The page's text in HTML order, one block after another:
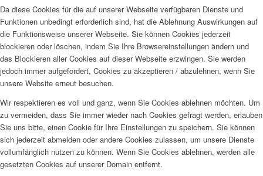
Da diese Cookies für die auf unserer Webseite verfügbaren Dienste und
Funktionen unbedingt erforderlich sind, hat die Ablehnung Auswirkungen auf
die Funktionsweise unserer Webseite. Sie können Cookies jederzeit
blockieren oder löschen, indem Sie Ihre Browsereinstellungen ändern und
das Blockieren aller Cookies auf dieser Webseite erzwingen. Sie werden
jedoch immer aufgefordert, Cookies zu akzeptieren / abzulehnen, wenn Sie
unsere Website erneut besuchen.
Wir respektieren es voll und ganz, wenn Sie Cookies ablehnen möchten. Um
zu vermeiden, dass Sie immer wieder nach Cookies gefragt werden, erlauben
Sie uns bitte, einen Cookie für Ihre Einstellungen zu speichern. Sie können
sich jederzeit abmelden oder andere Cookies zulassen, um unsere Dienste
vollumfänglich nutzen zu können. Wenn Sie Cookies ablehnen, werden alle
gesetzten Cookies auf unserer Domain entfernt.